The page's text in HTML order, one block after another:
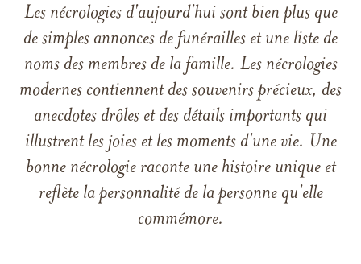
Les nécrologies d'aujourd'hui sont bien plus que
de simples annonces de funérailles et une liste de
noms des membres de la famille. Les nécrologies
modernes contiennent des souvenirs précieux, des
anecdotes drôles et des détails importants qui
illustrent les joies et les moments d'une vie. Une
bonne nécrologie raconte une histoire unique et
reflète la personnalité de la personne qu'elle
commémore.